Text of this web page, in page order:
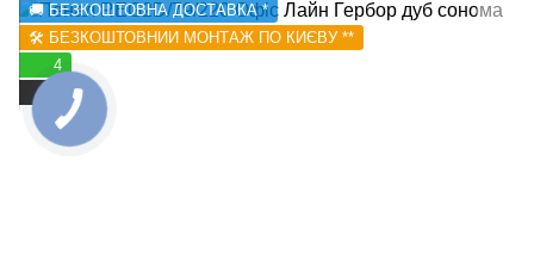
🚚 БЕЗКОШТОВНА ДОСТАВКА *
🛠️ БЕЗКОШТОВНИЙ МОНТАЖ ПО КИЄВУ **
4